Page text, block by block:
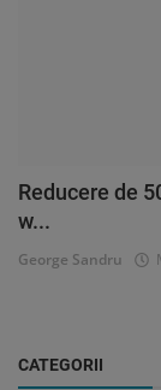
Reducere de
w...
George Sandru
CATEGORII